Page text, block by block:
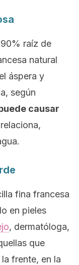
raíz de
natural
áspera y
según
causar
fina francesa
en pieles
, dermatóloga,
que
frente, en la